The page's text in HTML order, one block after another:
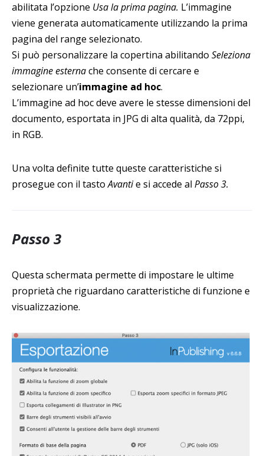
abilitata l’opzione Usa la prima pagina. L’immagine
viene generata automaticamente utilizzando la prima
pagina del range selezionato.
Si può personalizzare la copertina abilitando Seleziona
immagine esternache consente di cercare e
selezionare un’immagine ad hoc.
L’immagine ad hoc deve avere le stesse dimensioni del
documento, esportata in JPG di alta qualità, da 72ppi,
in RGB.
Una volta definite tutte queste caratteristiche si
prosegue con il tastoAvantie si accede al Passo 3.
Passo 3
Questa schermata permette di impostare le ultime
proprietà che riguardano caratteristiche di funzione e
visualizzazione.